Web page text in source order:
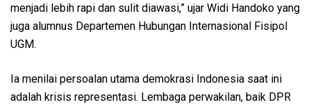
menjadi lebih rapi dan sulit diawasi,” ujar Widi Handoko yang
juga alumnus Departemen Hubungan Internasional Fisipol
UGM.
Ia menilai persoalan utama demokrasi Indonesia saat ini
adalah krisis representasi. Lembaga perwakilan, baik DPR